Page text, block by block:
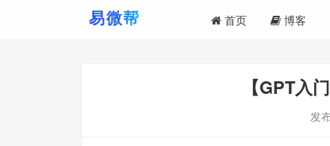
首页 博客
【GPT入
发